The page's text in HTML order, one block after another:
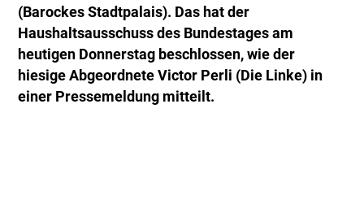
(Barockes Stadtpalais). Das hat der
Haushaltsausschuss des Bundestages am
heutigen Donnerstag beschlossen, wie der
hiesige Abgeordnete Victor Perli (Die Linke) in
einer Pressemeldung mitteilt.